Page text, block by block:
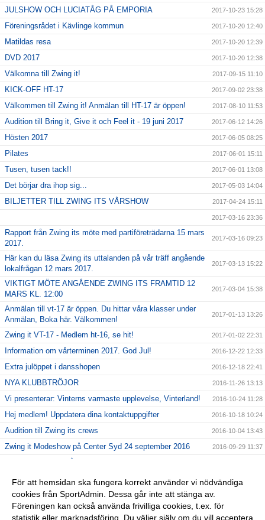
JULSHOW OCH LUCIATÅG PÅ EMPORIA 2017-10-23 15:28
Föreningsrådet i Kävlinge kommun 2017-10-20 12:40
Matildas resa 2017-10-20 12:39
DVD 2017 2017-10-20 12:38
Välkomna till Zwing it! 2017-09-15 11:10
KICK-OFF HT-17 2017-09-02 23:38
Välkommen till Zwing it! Anmälan till HT-17 är öppen! 2017-08-10 11:53
Audition till Bring it, Give it och Feel it - 19 juni 2017 2017-06-12 14:26
Hösten 2017 2017-06-05 08:25
Pilates 2017-06-01 15:11
Tusen, tusen tack!! 2017-06-01 13:08
Det börjar dra ihop sig... 2017-05-03 14:04
BILJETTER TILL ZWING ITS VÅRSHOW 2017-04-24 15:11
2017-03-16 23:36
Rapport från Zwing its möte med partiföreträdarna 15 mars
2017.
2017-03-16 09:23
Här kan du läsa Zwing its uttalanden på vår träff angående
lokalfrågan 12 mars 2017.
2017-03-13 15:22
VIKTIGT MÖTE ANGÅENDE ZWING ITS FRAMTID 12
MARS KL. 12:00
2017-03-04 15:38
Anmälan till vt-17 är öppen. Du hittar våra klasser under
Anmälan, Boka här. Välkommen!
2017-01-13 13:26
Zwing it VT-17 - Medlem ht-16, se hit! 2017-01-02 22:31
Information om vårterminen 2017. God Jul! 2016-12-22 12:33
Extra julöppet i dansshopen 2016-12-18 22:41
NYA KLUBBTRÖJOR 2016-11-26 13:13
Vi presenterar: Vinterns varmaste upplevelse, Vinterland! 2016-10-24 11:28
Hej medlem! Uppdatera dina kontaktuppgifter 2016-10-18 10:24
Audition till Zwing its crews 2016-10-04 13:43
Zwing it Modeshow på Center Syd 24 september 2016 2016-09-29 11:37
Shower med Zwing it den 27 augusti 2016-08-23 13:38
OBS! Medlem sen tidigare? Se hit! 2016-06-29 13:03
Välkomna hit! 2016-06-20 10:11
För att hemsidan ska fungera korrekt använder vi nödvändiga
cookies från SportAdmin. Dessa går inte att stänga av.
Föreningen kan också använda frivilliga cookies, t.ex. för
statistik eller marknadsföring. Du väljer själv om du vill acceptera